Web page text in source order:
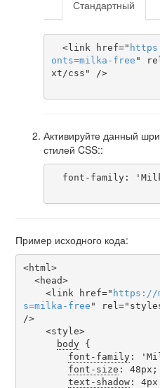
Стандартный
  <link href="
https
onts=milka-free "
xt/css" />
Активируйте данный
стилей CSS::
Пример исходного кода:
<html>
    <link href="
https ://
s=milka-free "
/>
body {
font-family:
font-size : 48px;
text-shadow: 4px